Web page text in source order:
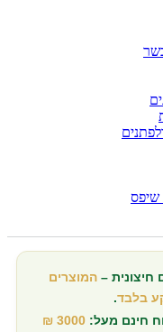
שיפס
חיצונית –המוצרים
בלבד.
חינם מעל: 3000 ₪